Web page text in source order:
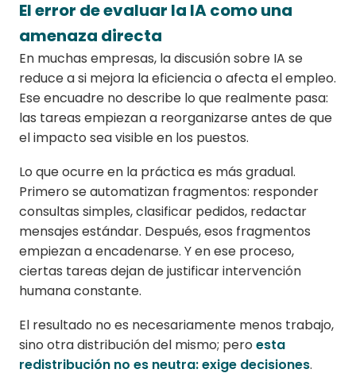
El error de evaluar la IA como una
amenaza directa
En muchas empresas, la discusión sobre IA se
reduce a si mejora la eficiencia o afecta el empleo.
Ese encuadre no describe lo que realmente pasa:
las tareas empiezan a reorganizarse antes de que
el impacto sea visible en los puestos.
Lo que ocurre en la práctica es más gradual.
Primero se automatizan fragmentos: responder
consultas simples, clasificar pedidos, redactar
mensajes estándar. Después, esos fragmentos
empiezan a encadenarse. Y en ese proceso,
ciertas tareas dejan de justificar intervención
humana constante.
El resultado no es necesariamente menos trabajo,
sino otra distribución del mismo; pero esta
redistribución no es neutra: exige decisiones.